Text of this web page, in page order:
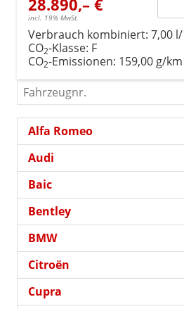
incl. 19% MwSt.
Verbrauch kombiniert: 7,00
CO2-Klasse: F
CO2-Emissionen: 159,00 g/km
Fahrzeugnr.
Alfa Romeo
Audi
Baic
Bentley
BMW
Citroën
Cupra